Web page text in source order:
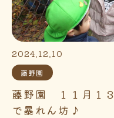
2024.12.10
藤野園
藤野園 １１月１
で暴れん坊♪